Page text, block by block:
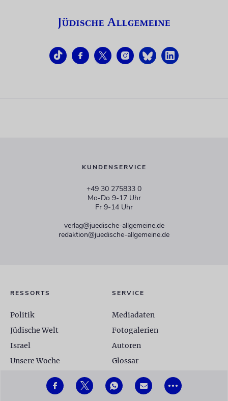
•••
KUNDENSERVICE
+49 30 275833 0
Mo-Do 9-17 Uhr
Fr 9-14 Uhr
verlag@juedische-allgemeine.de
redaktion@juedische-allgemeine.de
RESSORTS
Politik
Jüdische Welt
Israel
Unsere Woche
SERVICE
Mediadaten
Fotogalerien
Autoren
Glossar